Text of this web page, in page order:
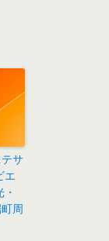
サ
エ
周